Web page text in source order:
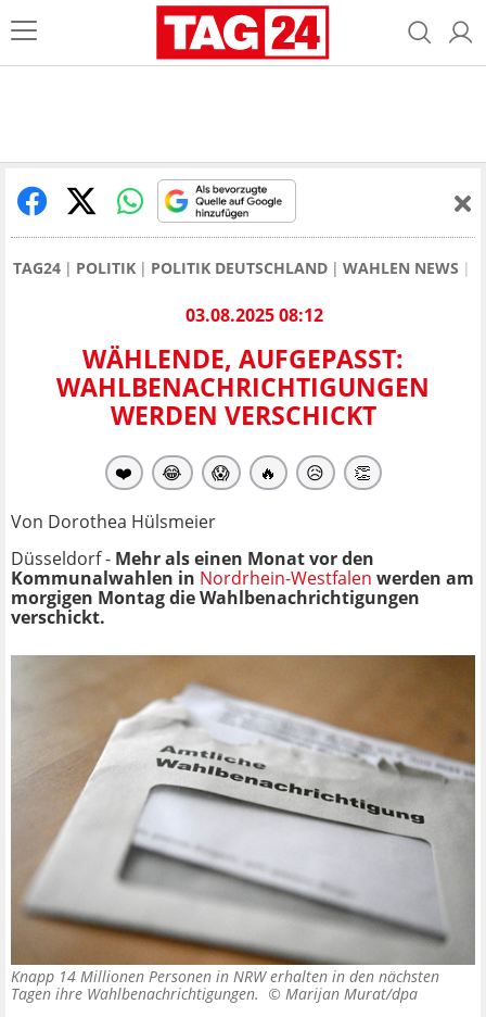
TAG24 POLITIK POLITIK DEUTSCHLAND WAHLEN NEWS
03.08.2025 08:12
WÄHLENDE, AUFGEPASST:
WAHLBENACHRICHTIGUNGEN
WERDEN VERSCHICKT
❤️ 😂 😱 🔥 😥 👏
Von Dorothea Hülsmeier
Düsseldorf - Mehr als einen Monat vor den
Kommunalwahlen in Nordrhein-Westfalen werden am
morgigen Montag die Wahlbenachrichtigungen
verschickt.
Knapp 14 Millionen Personen in NRW erhalten in den nächsten
Tagen ihre Wahlbenachrichtigungen. © Marijan Murat/dpa